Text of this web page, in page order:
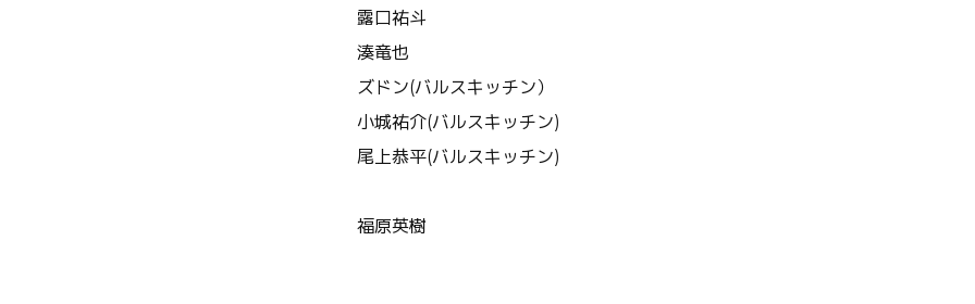
露口祐斗
湊竜也
ズドン(バルスキッチン）
小城祐介(バルスキッチン)
尾上恭平(バルスキッチン)
福原英樹